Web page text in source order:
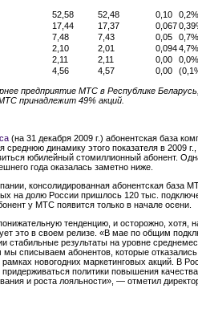
52,58 52,48 0,10 0,2%
17,44 17,37 0,067
7,48 7,43 0,05 0,7%
2,10 2,01 0,0944,7%
2,11 2,11 0,00 0,0%
4,56 4,57 0,00
предприятие МТС в Республике
принадлежит 49% акций.
(на 31 декабря 2009 г.) абонентская база
среднюю динамику этого показателя в 2009
юбилейный стомиллионный абонент.
года оказалась заметно ниже.
консолидированная абонентская база
на долю России пришлось 120 тыс.
у МТС появится только в начале осени.
тенденцию, и осторожно, хотя,
это в своем релизе. «В мае по общим
стабильные результаты на уровне
списываем абонентов, которые отказались
рамках новогодних маркетинговых акций. В
политики повышения
и роста лояльности», — отметил